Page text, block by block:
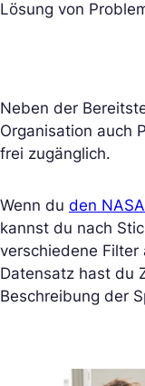
Lösung von
Neben der
Organisation auch
frei zugänglich.
Wenn du den
kannst du nach
verschiedene
Datensatz hast du
Beschreibung der